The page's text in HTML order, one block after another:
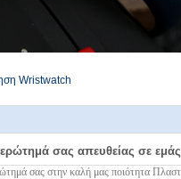
Wristwatch
ερώτημά σας απευθείας σε εμάς